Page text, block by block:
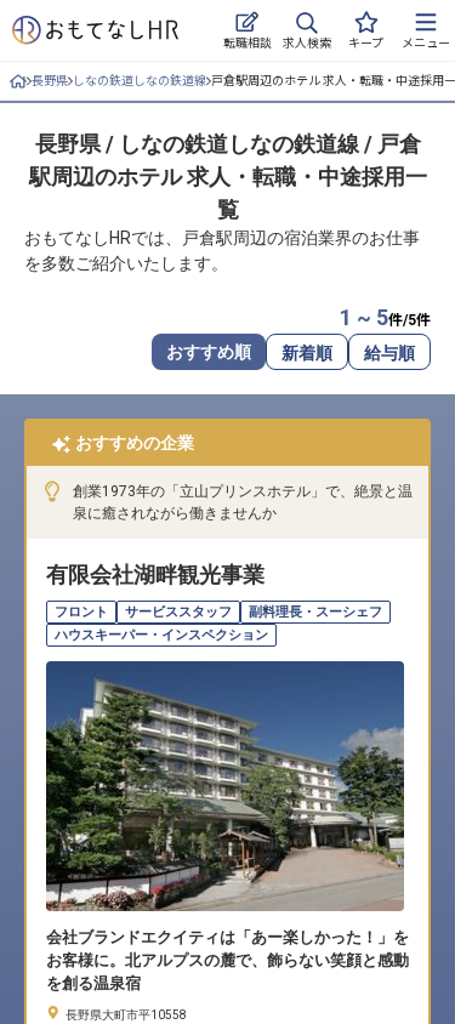
転職相談 求人検索 キープ メニュー
ログイン
求人・施設を探す
就職・転職 合同説明会
ご利用の流れ
ホテル・宿泊業界情報コラム
無料 転職サポートに申し込む
採用をお考えの企業様へ
長野県 しなの鉄道しなの鉄道線 戸倉駅周辺のホテル 求人・転職・中途採用一
長野県 / しなの鉄道しなの鉄道線 / 戸倉
駅周辺のホテル 求人・転職・中途採用一
覧
おもてなしHRでは、戸倉駅周辺の宿泊業界のお仕事
を多数ご紹介いたします。
1 ~ 5件/5件
おすすめ順 新着順 給与順
おすすめの企業
創業1973年の「立山プリンスホテル」で、絶景と温
泉に癒されながら働きませんか
有限会社湖畔観光事業
フロント サービススタッフ
副料理長・スーシェフ
ハウスキーパー・インスペクション
会社ブランドエクイティは「あー楽しかった！」を
お客様に。北アルプスの麓で、飾らない笑顔と感動
を創る温泉宿
長野県大町市平10558